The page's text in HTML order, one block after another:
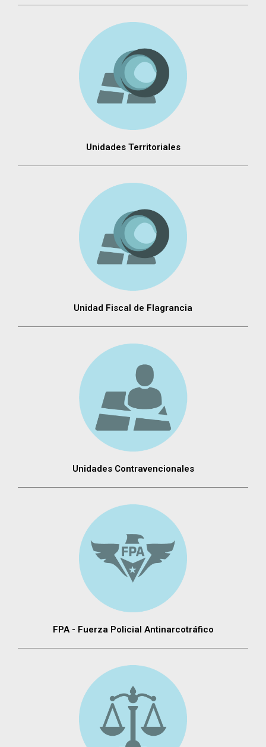
Unidades Territoriales
Unidad Fiscal de Flagrancia
Unidades Contravencionales
FPA - Fuerza Policial Antinarcotráfico